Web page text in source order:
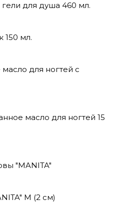
для душа 460 мл.
150 мл.
для ногтей с
масло для ногтей 15
"MANITA"
М (2 см)